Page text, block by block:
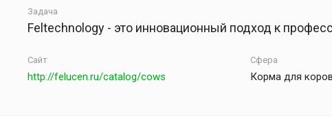
Задача
Feltechnology - это инновационный подход к
Сайт
http://felucen.ru/catalog/cows
Сфера
Корма для